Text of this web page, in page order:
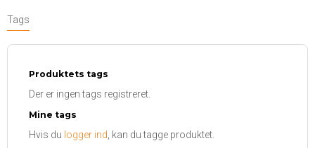
Tags
Produktets tags
Der er ingen tags registreret.
Mine tags
Hvis du logger ind, kan du tagge produktet.